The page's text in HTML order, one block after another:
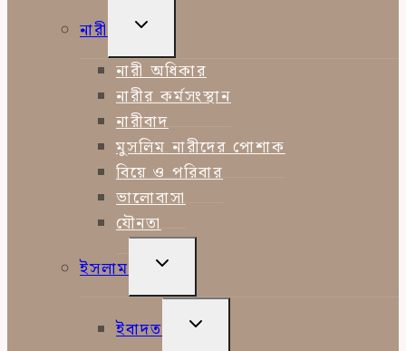
নারী
TOGGLE
MENU
নারী অধিকার
নারীর কর্মসংস্থান
নারীবাদ
মুসলিম নারীদের পোশাক
বিয়ে ও পরিবার
ভালোবাসা
যৌনতা
ইসলাম
TOGGLE
MENU
ইবাদত
TOGGLE